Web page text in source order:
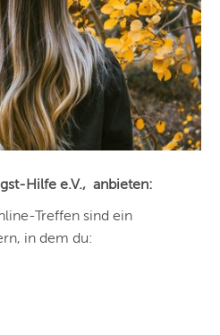
Hilfe e.V., anbieten:
Treffen sind ein
in dem du: